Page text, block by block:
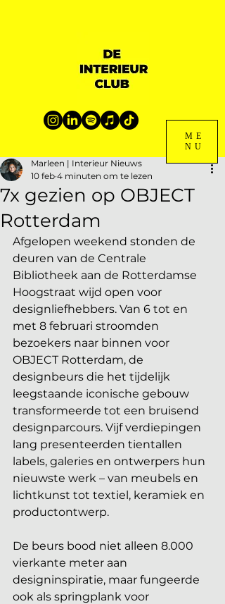
ME
NU
7x gezien op OBJECT
Rotterdam
Marleen | Interieur Nieuws
10 feb 4 minuten om te lezen
Afgelopen weekend stonden de
deuren van de Centrale
Bibliotheek aan de Rotterdamse
Hoogstraat wijd open voor
designliefhebbers. Van 6 tot en
met 8 februari stroomden
bezoekers naar binnen voor
OBJECT Rotterdam, de
designbeurs die het tijdelijk
leegstaande iconische gebouw
transformeerde tot een bruisend
designparcours. Vijf verdiepingen
lang presenteerden tientallen
labels, galeries en ontwerpers hun
nieuwste werk – van meubels en
lichtkunst tot textiel, keramiek en
productontwerp.
De beurs bood niet alleen 8.000
vierkante meter aan
designinspiratie, maar fungeerde
ook als springplank voor